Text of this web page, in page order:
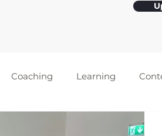
Coaching Learning